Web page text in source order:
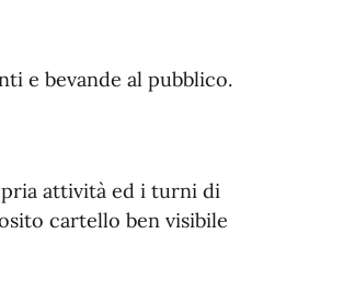
e bevande al pubblico.
attività ed i turni di
cartello ben visibile